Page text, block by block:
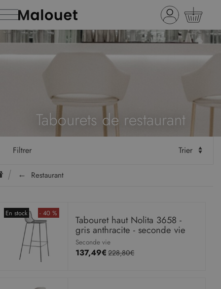
Tabourets de restaurant
Filtrer Trier
Restaurant
En stock - 40 %
Tabouret haut Nolita 3658 -
gris anthracite - seconde vie
Seconde vie
137,49€ 228,80€